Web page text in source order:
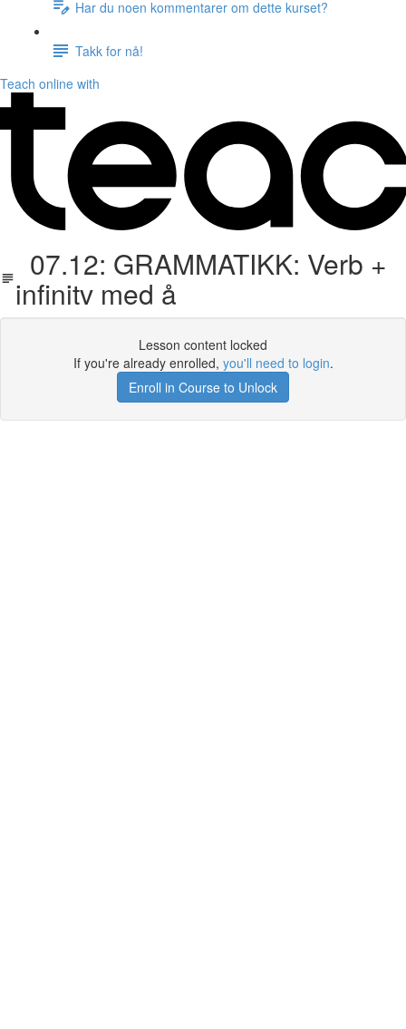
Har du noen kommentarer om dette kurset?
Takk for nå!
Teach online with
07.12: GRAMMATIKK: Verb +
infinitv med å
Lesson content locked
If you're already enrolled, you'll need to login.
Enroll in Course to Unlock